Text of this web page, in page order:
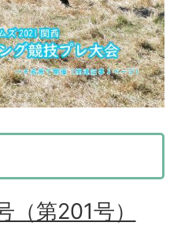
（第201号）